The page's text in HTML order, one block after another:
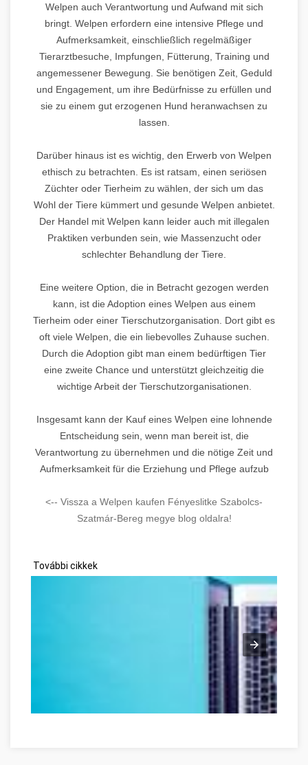
Welpen auch Verantwortung und Aufwand mit sich
bringt. Welpen erfordern eine intensive Pflege und
Aufmerksamkeit, einschließlich regelmäßiger
Tierarztbesuche, Impfungen, Fütterung, Training und
angemessener Bewegung. Sie benötigen Zeit, Geduld
und Engagement, um ihre Bedürfnisse zu erfüllen und
sie zu einem gut erzogenen Hund heranwachsen zu
lassen.
Darüber hinaus ist es wichtig, den Erwerb von Welpen
ethisch zu betrachten. Es ist ratsam, einen seriösen
Züchter oder Tierheim zu wählen, der sich um das
Wohl der Tiere kümmert und gesunde Welpen anbietet.
Der Handel mit Welpen kann leider auch mit illegalen
Praktiken verbunden sein, wie Massenzucht oder
schlechter Behandlung der Tiere.
Eine weitere Option, die in Betracht gezogen werden
kann, ist die Adoption eines Welpen aus einem
Tierheim oder einer Tierschutzorganisation. Dort gibt es
oft viele Welpen, die ein liebevolles Zuhause suchen.
Durch die Adoption gibt man einem bedürftigen Tier
eine zweite Chance und unterstützt gleichzeitig die
wichtige Arbeit der Tierschutzorganisationen.
Insgesamt kann der Kauf eines Welpen eine lohnende
Entscheidung sein, wenn man bereit ist, die
Verantwortung zu übernehmen und die nötige Zeit und
Aufmerksamkeit für die Erziehung und Pflege aufzub
<-- Vissza a Welpen kaufen Fényeslitke Szabolcs-
Szatmár-Bereg megye blog oldalra!
További cikkek